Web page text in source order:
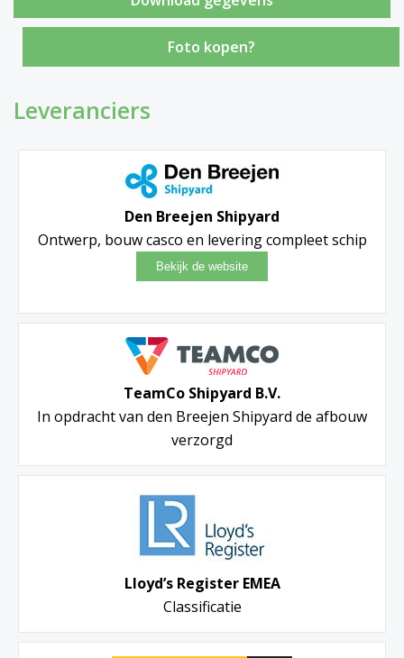
Foto kopen?
Leveranciers
Den Breejen Shipyard
Ontwerp, bouw casco en levering compleet schip
TeamCo Shipyard B.V.
In opdracht van den Breejen Shipyard de afbouw
verzorgd
Lloyd’s Register EMEA
Classificatie